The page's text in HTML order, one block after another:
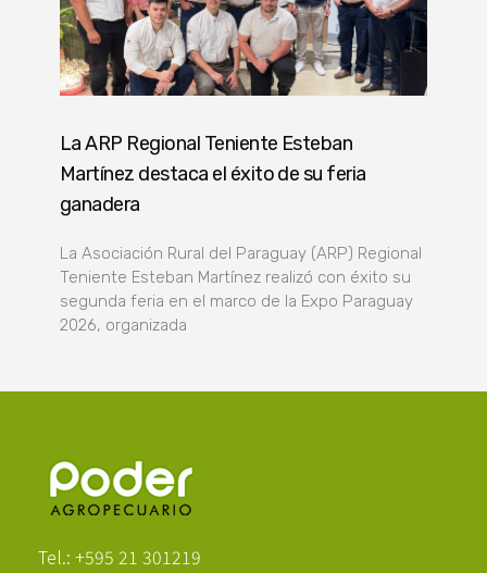
La ARP Regional Teniente Esteban
Martínez destaca el éxito de su feria
ganadera
La Asociación Rural del Paraguay (ARP) Regional
Teniente Esteban Martínez realizó con éxito su
segunda feria en el marco de la Expo Paraguay
2026, organizada
Tel.: +595 21 301219